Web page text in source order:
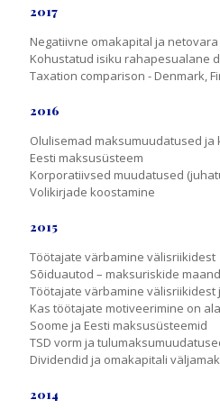
2017
Negatiivne omakapital ja
Kohustatud isiku rahapesualane
Taxation comparison - Denmark,
2016
Olulisemad maksumuudatused ja
Eesti maksusüsteem
Korporatiivsed muudatused
Volikirjade koostamine
2015
Töötajate värbamine välisriikidest
Sõiduautod – maksuriskide
Töötajate värbamine
Kas töötajate motiveerimine on
Soome ja Eesti maksusüsteemid
TSD vorm ja
Dividendid ja omakapitali
2014